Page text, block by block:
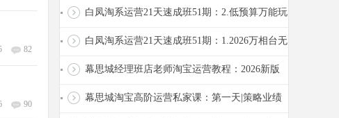
82
90
词推广手动出价
白凤淘系运营21天速成班51期：2.低预算万能玩
法：流量智选测词+成交最大化
白凤淘系运营21天速成班51期：1.2026万相台无
界低花费的前提和核心原则
幕思城经理班店老师淘宝运营教程：2026新版
全站全店推广解析2026.5
幕思城淘宝高阶运营私家课：第一天|策略业绩